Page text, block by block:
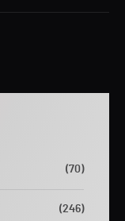
(70)
(246)